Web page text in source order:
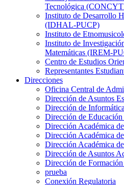
Tecnológica
Instituto de Desarrollo
(IDHAL-PUCP)
Instituto de
Instituto de
Matemáticas (IREM-
Centro de Estudios
Representantes
Direcciones
Oficina Central de
Dirección de Asuntos
Dirección de
Dirección de
Dirección Académica
Dirección Académica
Dirección Académica
Dirección de Asuntos
Dirección de
prueba
Conexión Regulatoria